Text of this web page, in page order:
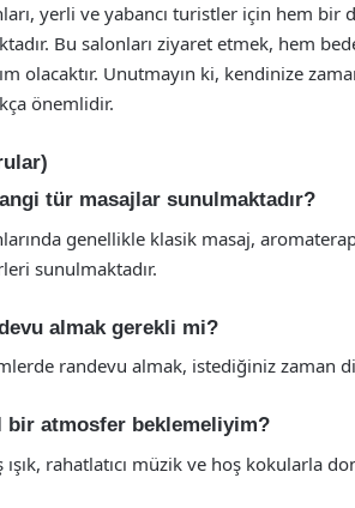
yerli ve yabancı turistler için hem bir
Bu salonları ziyaret etmek, hem
olacaktır. Unutmayın ki, kendinize
önemlidir.
tür masajlar sunulmaktadır?
genellikle klasik masaj,
sunulmaktadır.
almak gerekli mi?
randevu almak, istediğiniz zaman
bir atmosfer beklemeliyim?
rahatlatıcı müzik ve hoş kokularla